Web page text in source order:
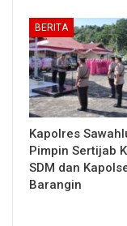
BERITA
Kapolres
Pimpin Sertijab
SDM dan
Barangin